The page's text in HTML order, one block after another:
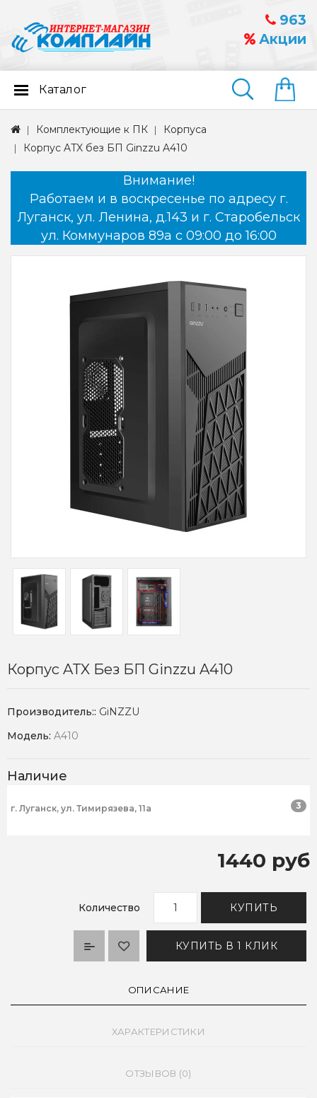
963
Акции
Найти
Каталог
Комплектующие к ПК
Корпуса
Корпус ATX без БП Ginzzu A410
Внимание!
Работаем и в воскресенье по адресу г.
Луганск, ул. Ленина, д.143 и г. Старобельск
ул. Коммунаров 89а с 09:00 до 16:00
Корпус ATX Без БП Ginzzu A410
Производитель:: GiNZZU
Модель: A410
Наличие
г. Луганск, ул. Тимирязева, 11а 3
1440 руб
Количество КУПИТЬ
КУПИТЬ В 1 КЛИК
ОПИСАНИЕ
ХАРАКТЕРИСТИКИ
ОТЗЫВОВ (0)